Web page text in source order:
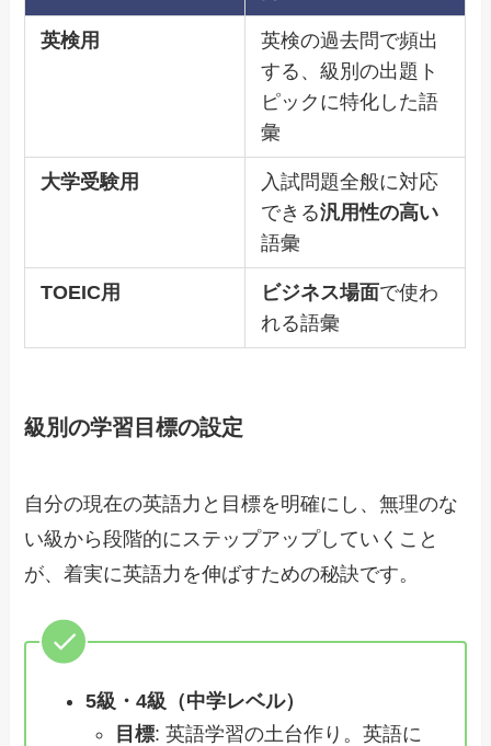
英検用
英検の過去問で頻出
する、級別の出題ト
ピックに特化した語
彙
大学受験用
入試問題全般に対応
できる汎用性の高い
語彙
TOEIC用 ビジネス場面で使わ
れる語彙
級別の学習目標の設定
自分の現在の英語力と目標を明確にし、無理のな
い級から段階的にステップアップしていくこと
が、着実に英語力を伸ばすための秘訣です。
5級・4級（中学レベル）
目標: 英語学習の土台作り。英語に